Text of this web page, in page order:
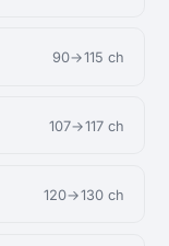
90→115 ch
107→117 ch
120→130 ch